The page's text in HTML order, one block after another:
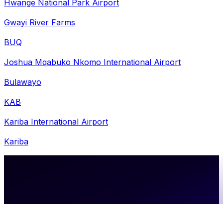
Hwange National Park Airport
Gwayi River Farms
BUQ
Joshua Mqabuko Nkomo International Airport
Bulawayo
KAB
Kariba International Airport
Kariba